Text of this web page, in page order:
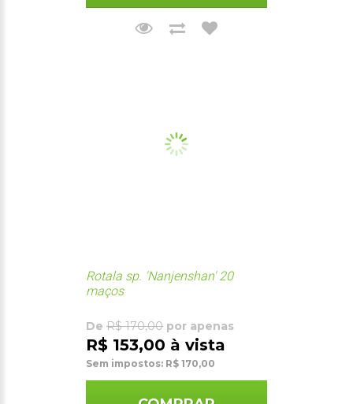
Rotala sp. 'Nanjenshan' 20
maços
De R$ 170,00 por apenas
R$ 153,00 à vista
Sem impostos: R$ 170,00